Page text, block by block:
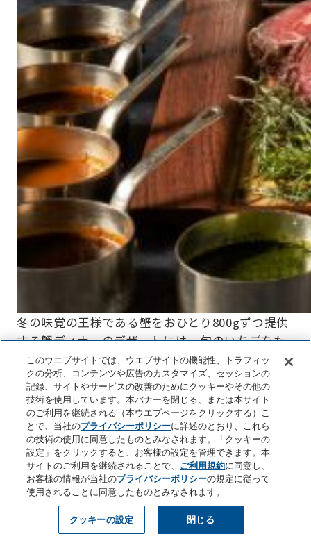
冬の味覚の王様である蟹をおひとり800gずつ提供
する蟹ディナーのデザートには、旬のいちごをた
っぷりつかったいちごスイーツをブッフェ形式で
お楽しみいただけます。
メニュー名
フェスタン ドゥ クラブ ～ローストビーフやいちごのスイ
ーツもお好きなだけ
フェスタン ドゥ クラブ 詳細はこちら
提供期間
2025年1月15日（水）~ 2月28日（金）
TEL
このウエブサイトでは、ウエブサイトの機能性、トラフィッ
クの分析、コンテンツや広告のカスタマイズ、セッションの
記録、サイトやサービスの改善のためにクッキーやその他の
技術を使用しています。本バナーを閉じる、または本サイト
のご利用を継続される（本ウエブページをクリックする）こ
とで、当社のプライバシーポリシーに詳述のとおり、これら
の技術の使用に同意したものとみなされます。「クッキーの
設定」をクリックすると、お客様の設定を管理できます。本
サイトのご利用を継続されることで、 ご利用規約に同意し、
お客様の情報が当社のプライバシーポリシーの規定に従って
使用されることに同意したものとみなされます。
クッキーの設定 閉じる